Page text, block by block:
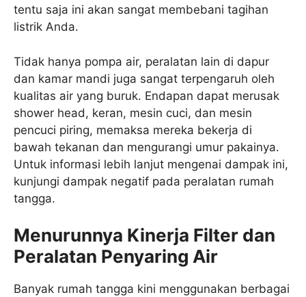
tentu saja ini akan sangat membebani tagihan
listrik Anda.
Tidak hanya pompa air, peralatan lain di dapur
dan kamar mandi juga sangat terpengaruh oleh
kualitas air yang buruk. Endapan dapat merusak
shower head, keran, mesin cuci, dan mesin
pencuci piring, memaksa mereka bekerja di
bawah tekanan dan mengurangi umur pakainya.
Untuk informasi lebih lanjut mengenai dampak ini,
kunjungi dampak negatif pada peralatan rumah
tangga.
Menurunnya Kinerja Filter dan
Peralatan Penyaring Air
Banyak rumah tangga kini menggunakan berbagai